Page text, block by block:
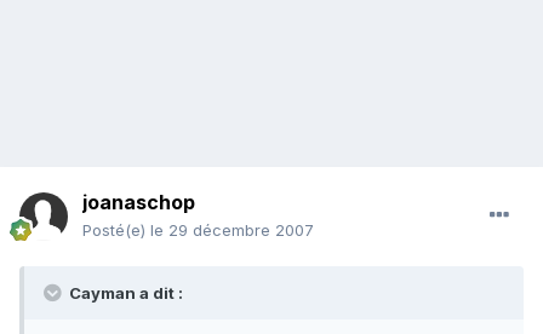
joanaschop
Posté(e) le 29 décembre 2007
Cayman a dit :